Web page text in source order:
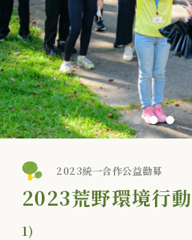
2023統一合作公益勸募
2023荒野環境行
1)